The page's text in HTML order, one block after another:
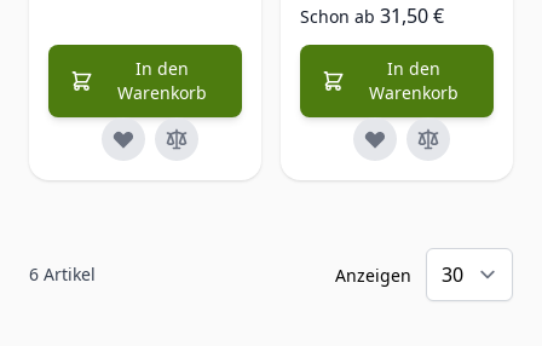
In den
Warenkorb
Schon ab 31,50 €
In den
Warenkorb
6 Artikel Anzeigen